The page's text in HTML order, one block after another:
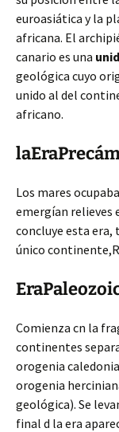
euroasiática y la
africana. El
canario es una
geológica cuyo
unido al del
africano.
Los mares
emergían relieves
concluye esta
único
Comienza cn la
continentes
orogenia
orogenia
geológica). Se
final d la era